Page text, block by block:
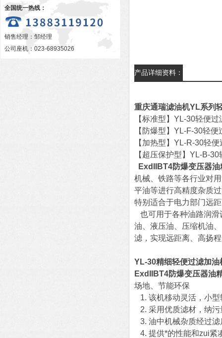
全国统一热线：
销售经理：邹经理
公司座机：023-68935026
产品详细资料：
重庆通瑞滤油机YL系列
【标准型】YL-30轻便
【防爆型】YL-F-30轻便
【加热型】YL-R-30轻
【超压保护型】YL-B-
ExdIIBT4防爆变压器
机械、铁路等各行业对
平油等进行高精度杂质
特别适合于电力部门远
也可用于各种油路润滑
油、液压油、压缩机油
滤，实现远距离、高扬
YL-30精细轻便过滤加
ExdIIBT4防爆变压器油
场地、节能环保
1. 该机移动灵活，小
2. 采用优质滤材，纳
3. 油中机械杂质经过
4. 提供*的性能和zui紧